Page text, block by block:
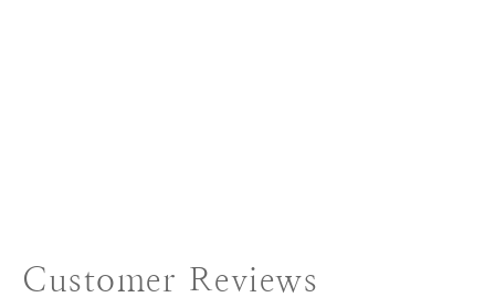
Customer Reviews